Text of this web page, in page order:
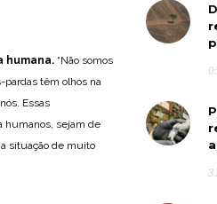
humana. “Não somos
pardas têm olhos na
Essas
humanos, sejam de
situação de muito